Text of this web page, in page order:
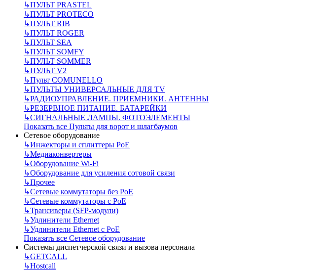
↳ПУЛЬТ PRASTEL
↳ПУЛЬТ PROTECO
↳ПУЛЬТ RIB
↳ПУЛЬТ ROGER
↳ПУЛЬТ SEA
↳ПУЛЬТ SOMFY
↳ПУЛЬТ SOMMER
↳ПУЛЬТ V2
↳Пульт СOMUNELLO
↳ПУЛЬТЫ УНИВЕРСАЛЬНЫЕ ДЛЯ TV
↳РАДИОУПРАВЛЕНИЕ. ПРИЕМНИКИ. АНТЕННЫ
↳РЕЗЕРВНОЕ ПИТАНИЕ. БАТАРЕЙКИ
↳СИГНАЛЬНЫЕ ЛАМПЫ. ФОТОЭЛЕМЕНТЫ
Показать все Пульты для ворот и шлагбаумов
Сетевое оборудование
↳Инжекторы и сплиттеры РоЕ
↳Медиаконвертеры
↳Оборудование Wi-Fi
↳Оборудование для усиления сотовой связи
↳Прочее
↳Сетевые коммутаторы без РоЕ
↳Сетевые коммутаторы с РоЕ
↳Трансиверы (SFP-модули)
↳Удлинители Ethernet
↳Удлинители Ethernet с PoE
Показать все Сетевое оборудование
Системы диспетчерской связи и вызова персонала
↳GETCALL
↳Hostcall